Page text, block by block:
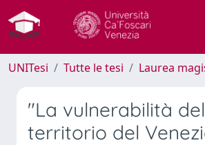
UNITesi Tutte le tesi Laurea
"La vulnerabilità
territorio del